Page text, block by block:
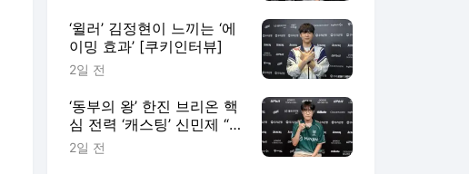
‘윌러’ 김정현이 느끼는 ‘에
이밍 효과’ [쿠키인터뷰]
2일 전
‘동부의 왕’ 한진 브리온 핵
심 전력 ‘캐스팅’ 신민제 “팬
들에게 좋은 경기력으로 보
2일 전